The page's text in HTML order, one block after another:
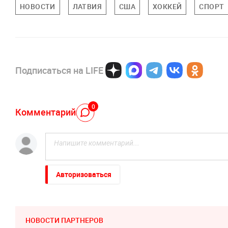
НОВОСТИ ЛАТВИЯ США ХОККЕЙ СПОРТ
Подписаться на LIFE
Комментарий 0
Авторизоваться
НОВОСТИ ПАРТНЕРОВ